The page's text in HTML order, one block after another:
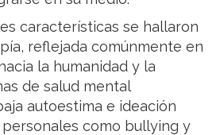
características se hallaron
reflejada comúnmente en
la humanidad y la
de salud mental
autoestima e ideación
personales como bullying y